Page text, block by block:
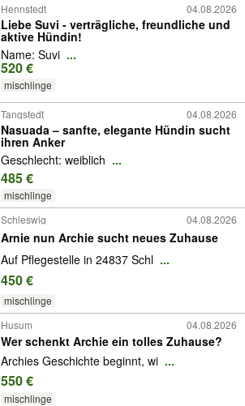
Hennstedt 04.08.2026
Liebe Suvi - verträgliche, freundliche und
aktive Hündin!
Name: Suvi ...
520 €
mischlinge
Tangstedt 04.08.2026
Nasuada – sanfte, elegante Hündin sucht
ihren Anker
Geschlecht: weiblich ...
485 €
mischlinge
Schleswig 04.08.2026
Arnie nun Archie sucht neues Zuhause
Auf Pflegestelle in 24837 Schl ...
450 €
mischlinge
Husum 04.08.2026
Wer schenkt Archie ein tolles Zuhause?
Archies Geschichte beginnt, wi ...
550 €
mischlinge